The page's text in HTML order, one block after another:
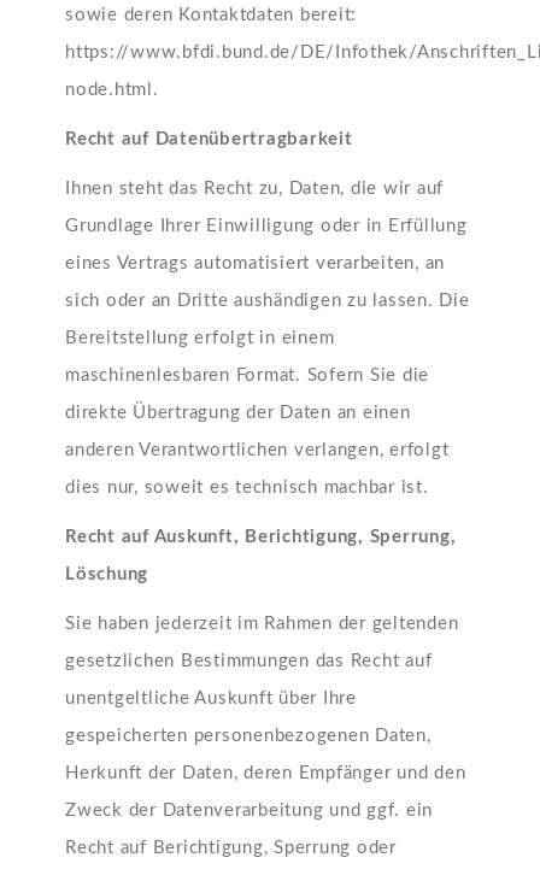
sowie deren Kontaktdaten bereit:
https://www.bfdi.bund.de/DE/Infothek/
node.html.
Recht auf Datenübertragbarkeit
Ihnen steht das Recht zu, Daten, die wir auf
Grundlage Ihrer Einwilligung oder in Erfüllung
eines Vertrags automatisiert verarbeiten, an
sich oder an Dritte aushändigen zu lassen. Die
Bereitstellung erfolgt in einem
maschinenlesbaren Format. Sofern Sie die
direkte Übertragung der Daten an einen
anderen Verantwortlichen verlangen, erfolgt
dies nur, soweit es technisch machbar ist.
Recht auf Auskunft, Berichtigung, Sperrung,
Löschung
Sie haben jederzeit im Rahmen der geltenden
gesetzlichen Bestimmungen das Recht auf
unentgeltliche Auskunft über Ihre
gespeicherten personenbezogenen Daten,
Herkunft der Daten, deren Empfänger und den
Zweck der Datenverarbeitung und ggf. ein
Recht auf Berichtigung, Sperrung oder